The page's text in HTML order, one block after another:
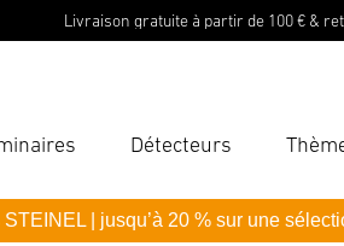
Livraison gratuite à partir de 100 € &
Détecteurs
| jusqu’à 20 % sur une